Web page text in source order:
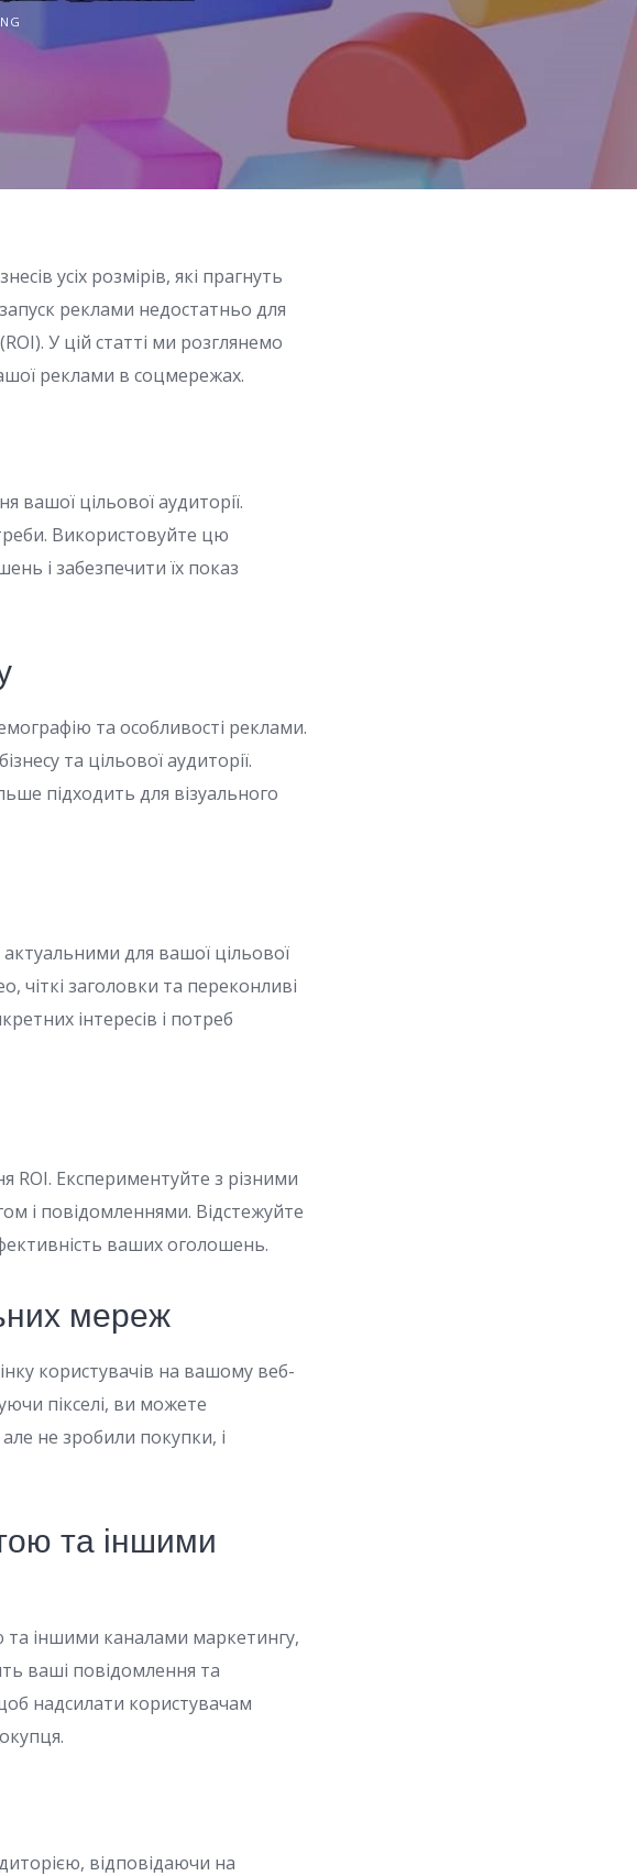
усіх розмірів, які прагнуть
реклами недостатньо для
У цій статті ми розглянемо
реклами в соцмережах.
вашої цільової аудиторії.
Використовуйте цю
і забезпечити їх показ
та особливості реклами.
та цільової аудиторії.
підходить для візуального
для вашої цільової
чіткі заголовки та переконливі
інтересів і потреб
ROI. Експериментуйте з різними
і повідомленнями. Відстежуйте
ваших оголошень.
мереж
користувачів на вашому веб-
пікселі, ви можете
не зробили покупки, і
та іншими
іншими каналами маркетингу,
ваші повідомлення та
надсилати користувачам
відповідаючи на